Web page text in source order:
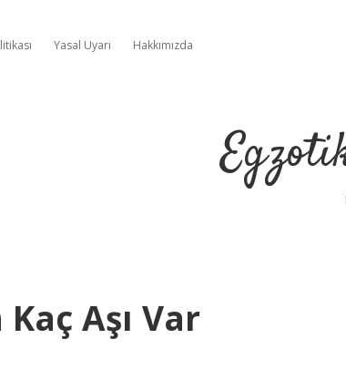
Yasal Uyarı Hakkımızda
Aşı Var